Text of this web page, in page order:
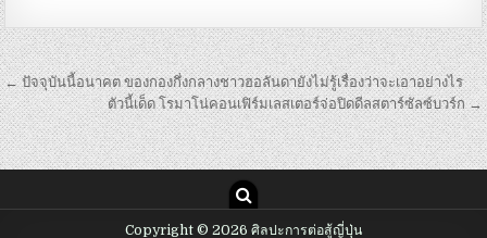
เมนู
นำทาง
เรื่อง
← ปัจจุบันนี้อนาคต ของกองกึ่งกลางชาวฮอลันดายังไม่รู้เรื่องว่าจะเอาอย่างไร
ตัวนี้เด็ด โรมาโน่คอนเฟิร์มเลสเตอร์จ่อปิดดีลสตาร์ซัลซ์บวร์ก →
Copyright © 2026 ศิลปะการต่อสู้ญี่ปุ่น